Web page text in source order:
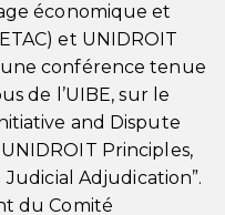
économique et
et UNIDROIT
conférence tenue
de l’UIBE, sur le
and Dispute
Principles,
Adjudication”.
du Comité